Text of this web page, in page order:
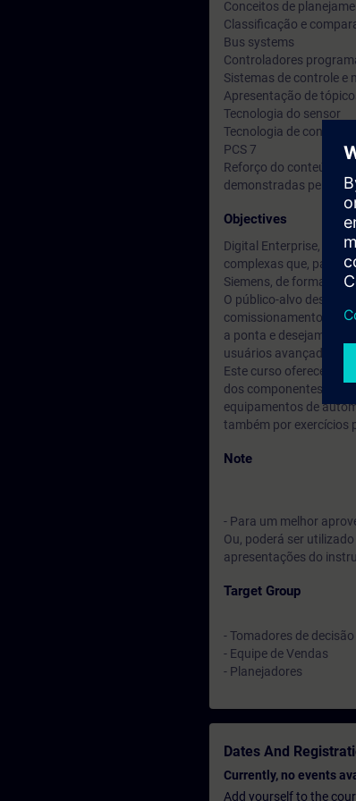
Conceitos de
Classificação e
Bus systems
Controladores
Sistemas de controle
Apresentação de
Tecnologia do sensor
Tecnologia de condução
PCS 7
Reforço do conteúdo
demonstradas pelo
Objectives
Digital Enterprise, seu
complexas que, para
Siemens, de forma
O público-alvo deste
comissionamento em
a ponta e desejam se
usuários avançados e
Este curso oferece
dos componentes de
equipamentos de
também por exercícios
Note
- Para um melhor
Ou, poderá ser
apresentações do
Target Group
- Tomadores de decisão
- Equipe de Vendas
- Planejadores
Dates And
Currently, no events
Add yourself to the